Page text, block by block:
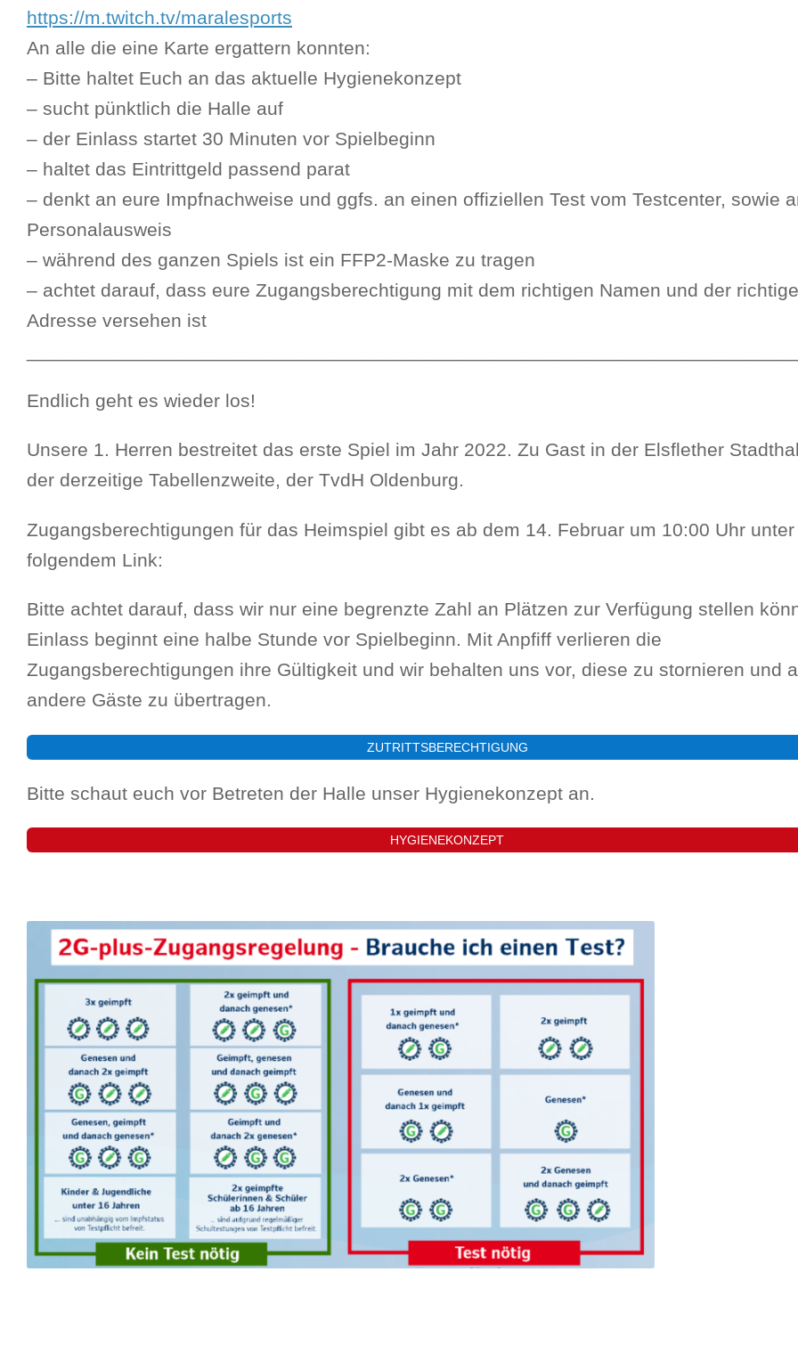
https://m.twitch.tv/maralesports
An alle die eine Karte ergattern konnten:
– Bitte haltet Euch an das aktuelle Hygienekonzept
– sucht pünktlich die Halle auf
– der Einlass startet 30 Minuten vor Spielbeginn
– haltet das Eintrittgeld passend parat
– denkt an eure Impfnachweise und ggfs. an einen offiziellen Test vom Testcenter, sowie
Personalausweis
– während des ganzen Spiels ist ein FFP2-Maske zu tragen
– achtet darauf, dass eure Zugangsberechtigung mit dem richtigen Namen und der
Adresse versehen ist
Endlich geht es wieder los!
Unsere 1. Herren bestreitet das erste Spiel im Jahr 2022. Zu Gast in der Elsflether
der derzeitige Tabellenzweite, der TvdH Oldenburg.
Zugangsberechtigungen für das Heimspiel gibt es ab dem 14. Februar um 10:00 Uhr unter
folgendem Link:
Bitte achtet darauf, dass wir nur eine begrenzte Zahl an Plätzen zur Verfügung stellen
Einlass beginnt eine halbe Stunde vor Spielbeginn. Mit Anpfiff verlieren die
Zugangsberechtigungen ihre Gültigkeit und wir behalten uns vor, diese zu stornieren und
andere Gäste zu übertragen.
ZUTRITTSBERECHTIGUNG
Bitte schaut euch vor Betreten der Halle unser Hygienekonzept an.
HYGIENEKONZEPT